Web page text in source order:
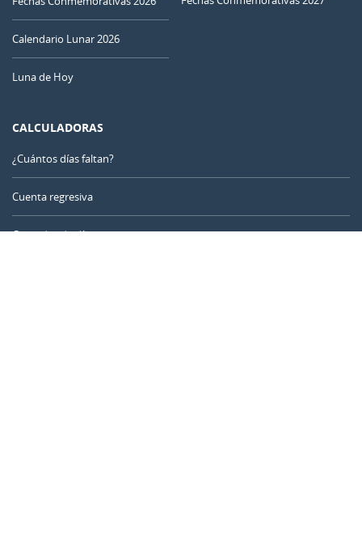
Calendario Lunar 2026
Luna de Hoy
CALCULADORAS
¿Cuántos días faltan?
Cuenta regresiva
Contador de días